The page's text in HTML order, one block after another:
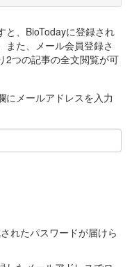
と、BioTodayに登録され
また、メール会員登録さ
2つの記事の全文閲覧が可
にメールアドレスを入力
れたパスワードが届けら